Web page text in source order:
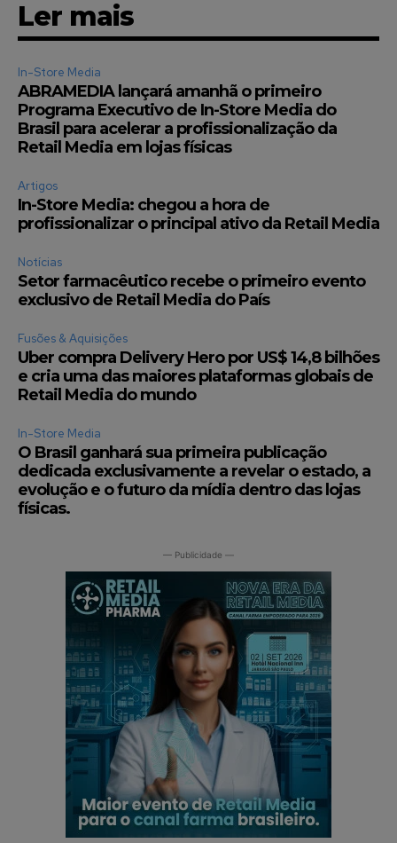
Ler mais
In-Store Media
ABRAMEDIA lançará amanhã o primeiro
Programa Executivo de In-Store Media do
Brasil para acelerar a profissionalização da
Retail Media em lojas físicas
Artigos
In-Store Media: chegou a hora de
profissionalizar o principal ativo da Retail Media
Notícias
Setor farmacêutico recebe o primeiro evento
exclusivo de Retail Media do País
Fusões & Aquisições
Uber compra Delivery Hero por US$ 14,8 bilhões
e cria uma das maiores plataformas globais de
Retail Media do mundo
In-Store Media
O Brasil ganhará sua primeira publicação
dedicada exclusivamente a revelar o estado, a
evolução e o futuro da mídia dentro das lojas
físicas.
— Publicidade —